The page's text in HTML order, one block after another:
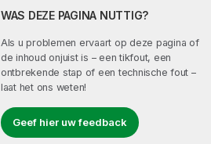
WAS DEZE PAGINA NUTTIG?
Als u problemen ervaart op deze pagina of
de inhoud onjuist is – een tikfout, een
ontbrekende stap of een technische fout –
laat het ons weten!
Geef hier uw feedback